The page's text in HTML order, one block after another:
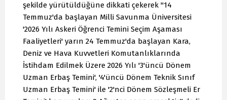
şekilde yürütüldüğüne dikkati çekerek "14
Temmuz'da başlayan Milli Savunma Üniversitesi
'2026 Yılı Askeri Öğrenci Temini Seçim Aşaması
Faaliyetleri' yarın 24 Temmuz'da başlayan Kara,
Deniz ve Hava Kuvvetleri Komutanlıklarında
İstihdam Edilmek Üzere 2026 Yılı '3'üncü Dönem
Uzman Erbaş Temini', '4'üncü Dönem Teknik Sınıf
Uzman Erbaş Temini' ile '2'nci Dönem Sözleşmeli Er